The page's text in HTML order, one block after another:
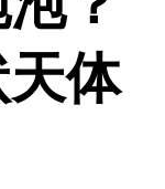
体